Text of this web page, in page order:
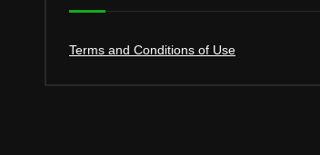
Terms and Conditions of Use